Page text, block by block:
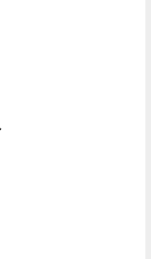
Schlagwörter